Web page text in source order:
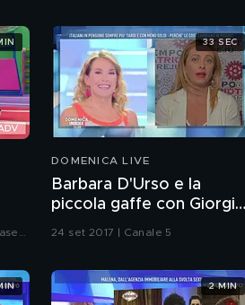
DOMENICA LIVE
Barbara D'Urso e la
piccola gaffe con Giorgia
24 set 2017 | Canale 5
33 SEC
2 MIN